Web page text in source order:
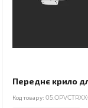
Переднє крило
Код товару: